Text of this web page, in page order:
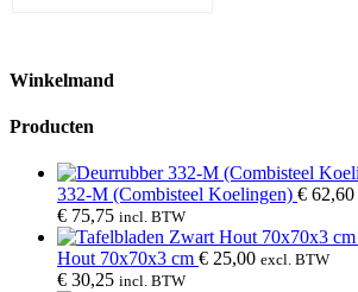
Winkelmand
Producten
332-M (Combisteel Koelingen) € 62,60
€ 75,75 incl. BTW
Hout 70x70x3 cm € 25,00 excl. BTW
€ 30,25 incl. BTW